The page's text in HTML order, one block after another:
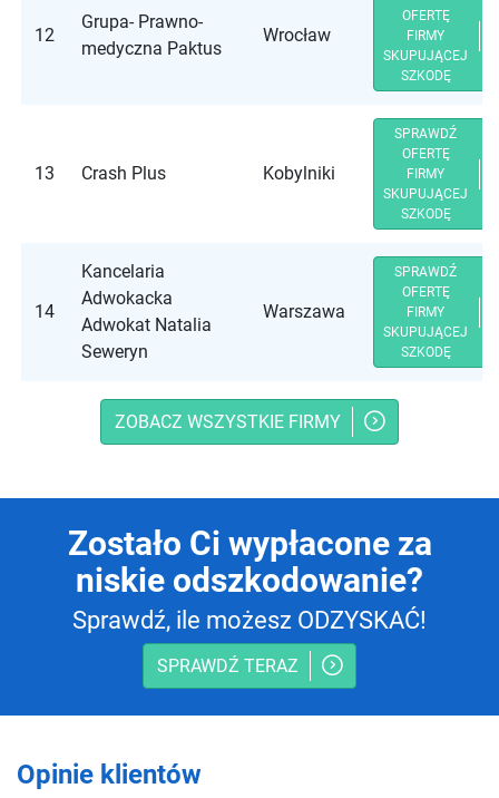
12
Grupa- Prawno-
medyczna Paktus
Wrocław
OFERTĘ
FIRMY
SKUPUJĄCEJ
SZKODĘ
13 Crash Plus Kobylniki
SPRAWDŹ
OFERTĘ
FIRMY
SKUPUJĄCEJ
SZKODĘ
14
Kancelaria
Adwokacka
Adwokat Natalia
Seweryn
Warszawa
SPRAWDŹ
OFERTĘ
FIRMY
SKUPUJĄCEJ
SZKODĘ
ZOBACZ WSZYSTKIE FIRMY
Zostało Ci wypłacone za
niskie odszkodowanie?
Sprawdź, ile możesz ODZYSKAĆ!
SPRAWDŹ TERAZ
Opinie klientów